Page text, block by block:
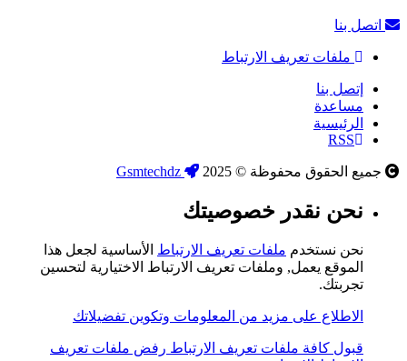
اتصل بنا
ملفات تعريف الارتباط
إتصل بنا
مساعدة
الرئيسية
RSS
جميع الحقوق محفوظة © 2025
نحن نقدر خصوصيتك
نحن نستخدم ملفات تعريف الارتباط الأساسية لجعل هذا
الموقع يعمل, وملفات تعريف الارتباط الاختيارية لتحسين
تجربتك.
الاطلاع على مزيد من المعلومات وتكوين تفضيلاتك
قبول كافة ملفات تعريف الارتباط رفض ملفات تعريف